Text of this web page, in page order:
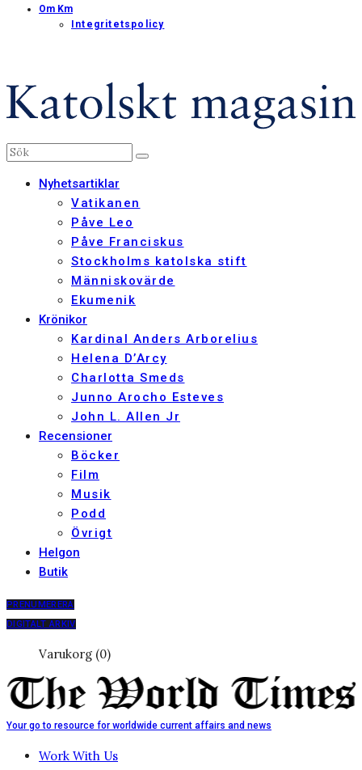
Om Km
Integritetspolicy
Nyhetsartiklar
Vatikanen
Påve Leo
Påve Franciskus
Stockholms katolska stift
Människovärde
Ekumenik
Krönikor
Kardinal Anders Arborelius
Helena D’Arcy
Charlotta Smeds
Junno Arocho Esteves
John L. Allen Jr
Recensioner
Böcker
Film
Musik
Podd
Övrigt
Helgon
Butik
PRENUMERERA
DIGITALT ARKIV
Varukorg (0)
Your go to resource for worldwide current affairs and news
Work With Us